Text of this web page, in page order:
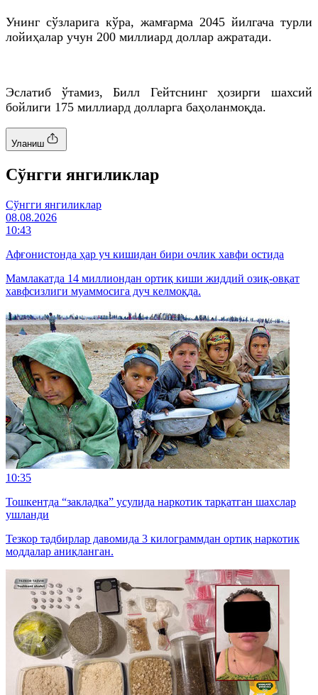
Унинг сўзларига кўра, жамғарма 2045 йилгача турли
лойиҳалар учун 200 миллиард доллар ажратади.
Эслатиб ўтамиз, Билл Гейтснинг ҳозирги шахсий
бойлиги 175 миллиард долларга баҳоланмоқда.
Уланиш
Cўнгги янгиликлар
Cўнгги янгиликлар
08.08.2026
10:43
Афғонистонда ҳар уч кишидан бири очлик хавфи остида
Мамлакатда 14 миллиондан ортиқ киши жиддий озиқ-овқат
хавфсизлиги муаммосига дуч келмоқда.
10:35
Тошкентда “закладка” усулида наркотик тарқатган шахслар
ушланди
Тезкор тадбирлар давомида 3 килограммдан ортиқ наркотик
моддалар аниқланган.